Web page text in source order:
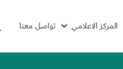
المركز الاعلامي تواصل معنا